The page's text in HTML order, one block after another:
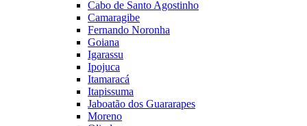
Cabo de Santo Agostinho
Camaragibe
Fernando Noronha
Goiana
Igarassu
Ipojuca
Itamaracá
Itapissuma
Jaboatão dos Guararapes
Moreno